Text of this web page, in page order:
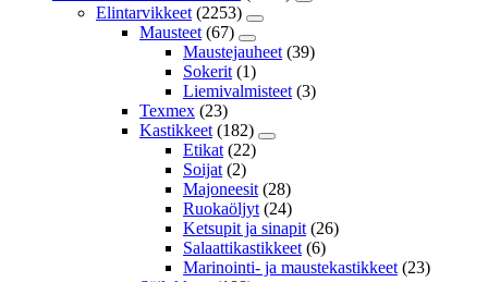
Elintarvikkeet (2253)
Mausteet (67)
Maustejauheet (39)
Sokerit (1)
Liemivalmisteet (3)
Texmex (23)
Kastikkeet (182)
Etikat (22)
Soijat (2)
Majoneesit (28)
Ruokaöljyt (24)
Ketsupit ja sinapit (26)
Salaattikastikkeet (6)
Marinointi- ja maustekastikkeet (23)